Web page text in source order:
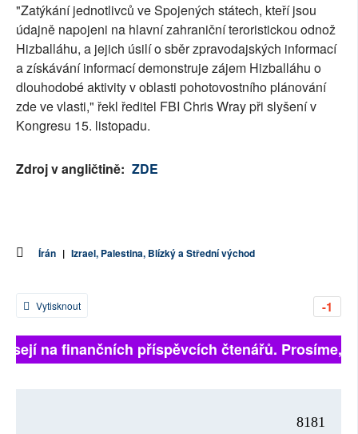
"Zatýkání jednotlivců ve Spojených státech, kteří jsou
údajně napojeni na hlavní zahraniční teroristickou odnož
Hizballáhu, a jejich úsilí o sběr zpravodajských informací
a získávání informací demonstruje zájem Hizballáhu o
dlouhodobé aktivity v oblasti pohotovostního plánování
zde ve vlasti," řekl ředitel FBI Chris Wray při slyšení v
Kongresu 15. listopadu.
Zdroj v angličtině: ZDE
Írán | Izrael, Palestina, Blízký a Střední východ
-1
Vytisknout
na finančních příspěvcích čtenářů. Prosíme,
8181